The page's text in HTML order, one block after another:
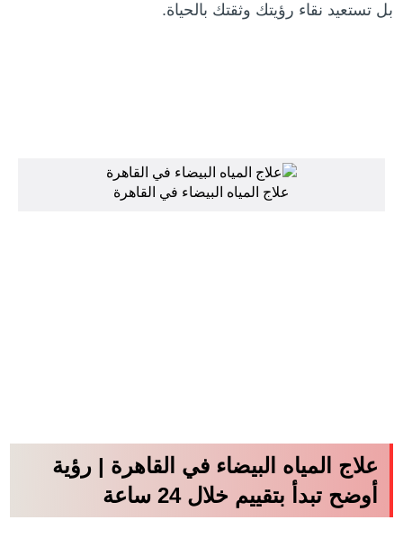
بل تستعيد نقاء رؤيتك وثقتك بالحياة.
علاج المياه البيضاء في القاهرة
علاج المياه البيضاء في القاهرة | رؤية
أوضح تبدأ بتقييم خلال 24 ساعة